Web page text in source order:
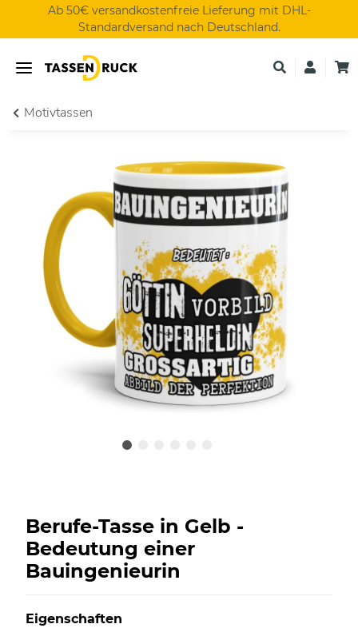
Ab 50€ versandkostenfreie Lieferung mit DHL-
Standardversand nach Deutschland.
Motivtassen
Berufe-Tasse in Gelb -
Bedeutung einer
Bauingenieurin
Eigenschaften